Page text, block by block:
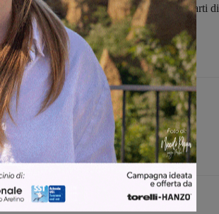
il Piemonte. Giovedì 24 gli eventuali quarti di
Michele Bossini